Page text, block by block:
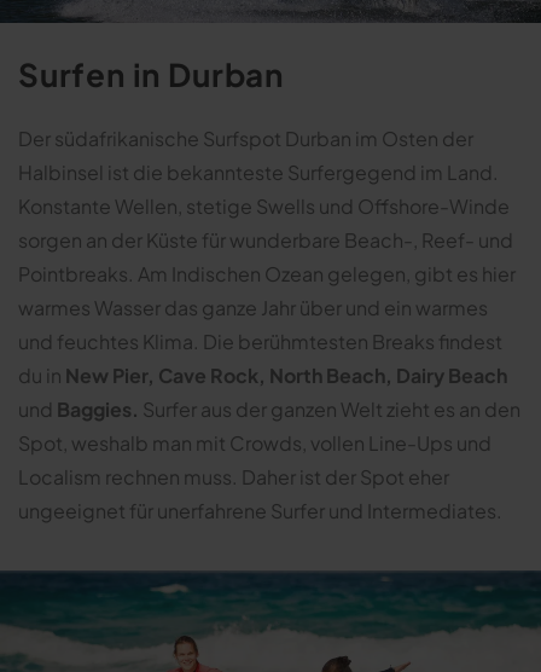
Surfen in Durban
Der südafrikanische Surfspot Durban im Osten der
Halbinsel ist die bekannteste Surfergegend im Land.
Konstante Wellen, stetige Swells und Offshore-Winde
sorgen an der Küste für wunderbare Beach-, Reef- und
Pointbreaks. Am Indischen Ozean gelegen, gibt es hier
warmes Wasser das ganze Jahr über und ein warmes
und feuchtes Klima. Die berühmtesten Breaks findest
du in New Pier, Cave Rock, North Beach, Dairy Beach
und Baggies. Surfer aus der ganzen Welt zieht es an den
Spot, weshalb man mit Crowds, vollen Line-Ups und
Localism rechnen muss. Daher ist der Spot eher
ungeeignet für unerfahrene Surfer und Intermediates.